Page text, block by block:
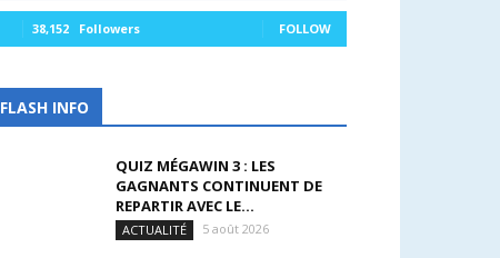
38,152 Followers FOLLOW
FLASH INFO
QUIZ MÉGAWIN 3 : LES
GAGNANTS CONTINUENT DE
REPARTIR AVEC LE...
ACTUALITÉ 5 août 2026